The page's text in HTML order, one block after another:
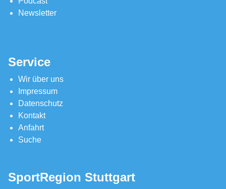
Newsletter
Service
Wir über uns
Impressum
Datenschutz
Kontakt
Anfahrt
Suche
SportRegion Stuttgart